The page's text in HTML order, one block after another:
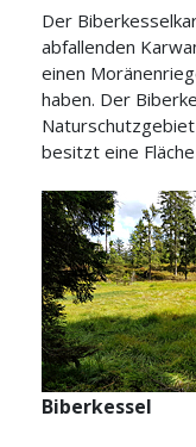
Der
abfallenden
einen
haben. Der
besitzt eine
Biberkessel